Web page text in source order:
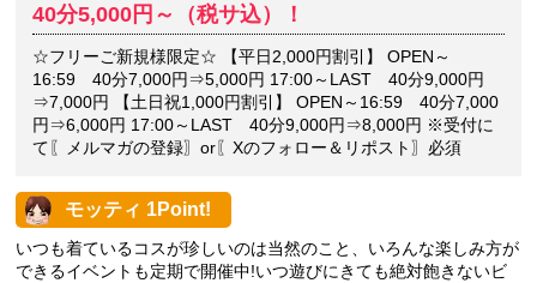
40分5,000円～（税サ込）！
☆フリーご新規様限定☆ 【平日2,000円割引】 OPEN～
16:59 40分7,000円⇒5,000円 17:00～LAST 40分9,000円
⇒7,000円 【土日祝1,000円割引】 OPEN～16:59 40分7,000
円⇒6,000円 17:00～LAST 40分9,000円⇒8,000円 ※受付に
て〖メルマガの登録〗or〖Xのフォロー＆リポスト〗必須
モッティ 1Point!
いつも着ているコスが珍しいのは当然のこと、いろんな楽しみ方が
できるイベントも定期で開催中!いつ遊びにきても絶対飽きないビ